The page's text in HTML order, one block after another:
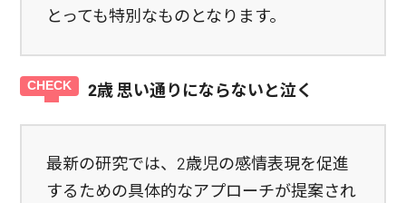
とっても特別なものとなります。
2歳 思い通りにならないと泣く
最新の研究では、2歳児の感情表現を促進
するための具体的なアプローチが提案され